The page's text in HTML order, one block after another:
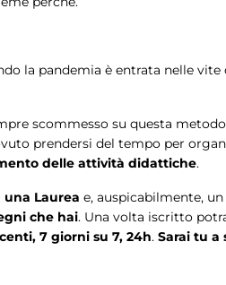
la pandemia è entrata nelle
scommesso su questa
prendersi del tempo per
delle attività didattiche.
una Laurea e, auspicabilmente,
che hai. Una volta iscritto
7 giorni su 7, 24h. Sarai tu a